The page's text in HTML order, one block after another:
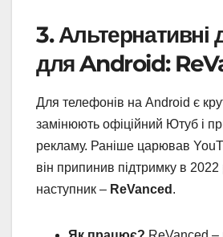
3. Альтернативні
для Android:
Для телефонів на Android є
замінюють офіційний Ютуб і
рекламу. Раніше царював
він припинив підтримку в 2022
наступник – ReVanced .